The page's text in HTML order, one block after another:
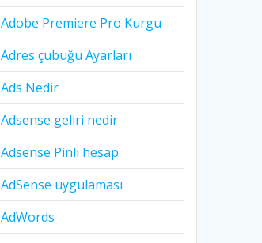
Adobe Premiere Pro Kurgu
Adres çubuğu Ayarları
Ads Nedir
Adsense geliri nedir
Adsense Pinli hesap
AdSense uygulaması
AdWords